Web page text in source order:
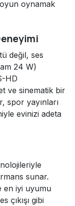
oynamak
değil, ses
24 W)
HD
ve sinematik bir
spor yayınları
evinizi adeta
sunar.
en iyi uyumu
çıkışı gibi